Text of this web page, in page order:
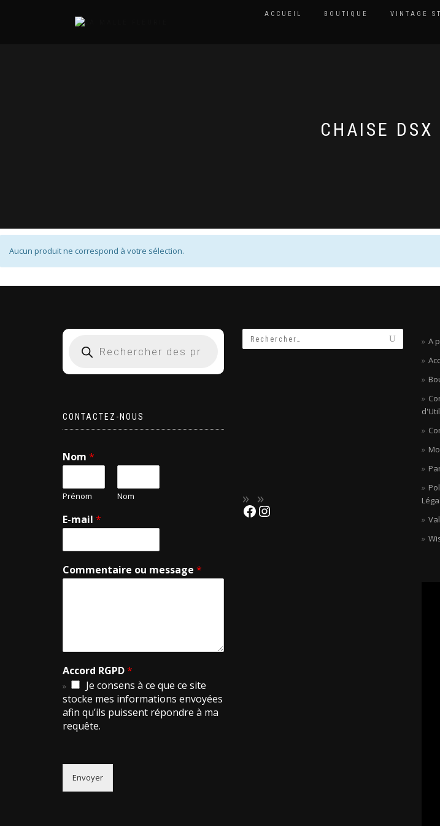
ACCUEIL BOUTIQUE VINTAGE
CHAISE DSX
Aucun produit ne correspond à votre sélection.
CONTACTEZ-NOUS
Nom *
Prénom Nom
E-mail *
Commentaire ou message *
Accord RGPD*
Je consens à ce que ce site
stocke mes informations envoyées
afin qu’ils puissent répondre à ma
requête.
Envoyer
A